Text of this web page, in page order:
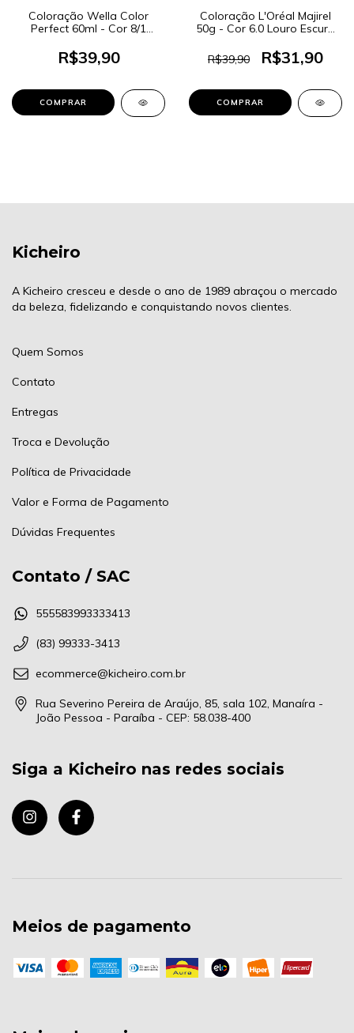
Coloração Wella Color
Perfect 60ml - Cor 8/1
R$39,90
Coloração L'Oréal Majirel
50g - Cor 6.0 Louro Escuro
R$39,90
R$31,90
Kicheiro
A Kicheiro cresceu e desde o ano de 1989 abraçou o mercado
da beleza, fidelizando e conquistando novos clientes.
Quem Somos
Contato
Entregas
Troca e Devolução
Política de Privacidade
Valor e Forma de Pagamento
Dúvidas Frequentes
Contato / SAC
555583993333413
(83) 99333-3413
ecommerce@kicheiro.com.br
Rua Severino Pereira de Araújo, 85, sala 102, Manaíra -
João Pessoa - Paraíba - CEP: 58.038-400
Siga a Kicheiro nas redes sociais
Meios de pagamento